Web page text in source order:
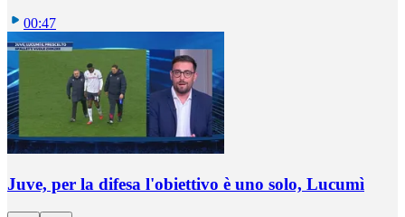
00:47
Juve, per la difesa l'obiettivo è uno solo, Lucumì